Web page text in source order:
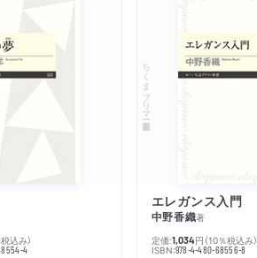
込み）
4
ちくまプリマー新書
エレガンス入門
中野香織著
定価:1,034円 （10％税込み）
ISBN:978-4-480-68556-8